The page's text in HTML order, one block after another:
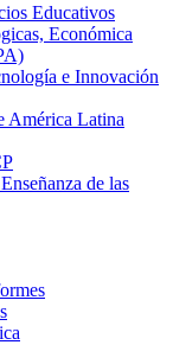
Educativos
Económica
e Innovación
América Latina
de las